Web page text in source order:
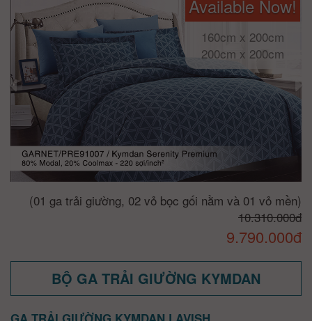
Available Now!
160cm x 200cm
200cm x 200cm
(01 ga trải giường, 02 vỏ bọc gối nằm và 01 vỏ mền)
10.310.000đ
9.790.000đ
BỘ GA TRẢI GIƯỜNG KYMDAN